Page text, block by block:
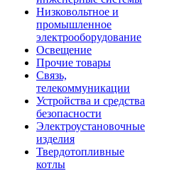
Низковольтное и
промышленное
электрооборудование
Освещение
Прочие товары
Связь,
телекоммуникации
Устройства и средства
безопасности
Электроустановочные
изделия
Твердотопливные
котлы